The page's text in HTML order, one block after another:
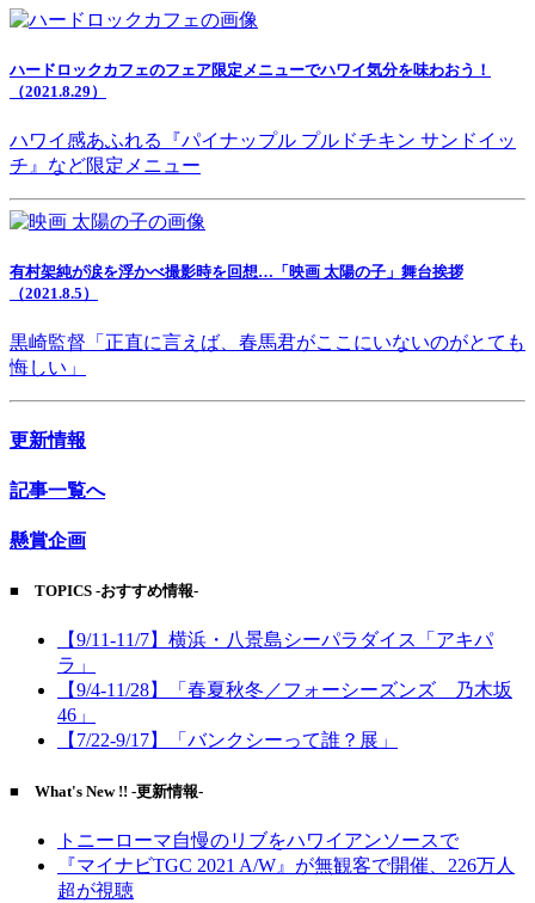
ハードロックカフェのフェア限定メニューでハワイ気分を味わおう！
（2021.8.29）
ハワイ感あふれる『パイナップル プルドチキン サンドイッ
チ』など限定メニュー
有村架純が涙を浮かべ撮影時を回想…「映画 太陽の子」舞台挨拶
（2021.8.5）
黒崎監督「正直に言えば、春馬君がここにいないのがとても
悔しい」
更新情報
記事一覧へ
懸賞企画
■ TOPICS -おすすめ情報-
【9/11-11/7】横浜・八景島シーパラダイス「アキパ
ラ」
【9/4-11/28】「春夏秋冬／フォーシーズンズ 乃木坂
46」
【7/22-9/17】「バンクシーって誰？展」
■ What's New !! -更新情報-
トニーローマ自慢のリブをハワイアンソースで
『マイナビTGC 2021 A/W』が無観客で開催、226万人
超が視聴